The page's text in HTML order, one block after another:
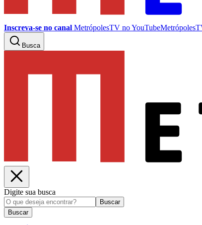
Inscreva-se no canal MetrópolesTV noYouTube
Busca
Digite sua busca
Buscar
Buscar